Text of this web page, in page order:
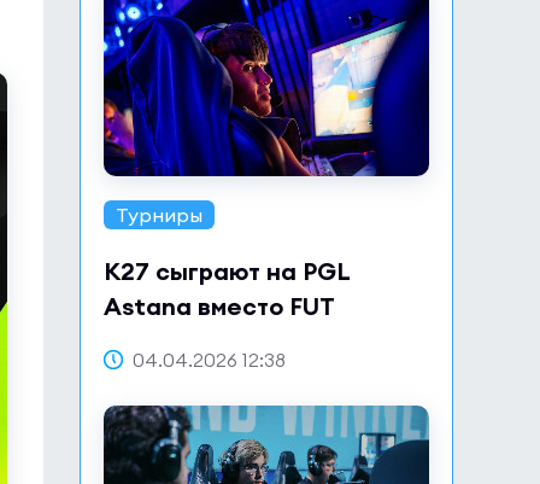
Турниры
K27 сыграют на PGL
Astana вместо FUT
04.04.2026 12:38